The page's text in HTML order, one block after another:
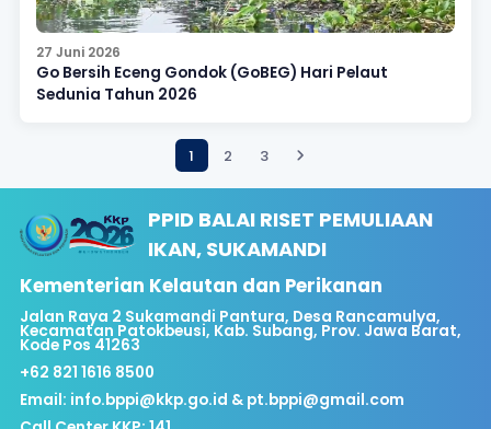
27 Juni 2026
Go Bersih Eceng Gondok (GoBEG) Hari Pelaut
Sedunia Tahun 2026
1 2 3
PPID BALAI RISET PEMULIAAN
IKAN, SUKAMANDI
Kementerian Kelautan dan Perikanan
Jalan Raya 2 Sukamandi Pantura, Desa Rancamulya,
Kecamatan Patokbeusi, Kab. Subang, Prov. Jawa Barat,
Kode Pos 41263
+62 821 1616 8500
Email: info.bppi@kkp.go.id & pt.bppi@gmail.com